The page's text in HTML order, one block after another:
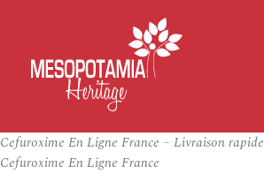
Cefuroxime En Ligne France – Livraison rapide
Cefuroxime En Ligne France